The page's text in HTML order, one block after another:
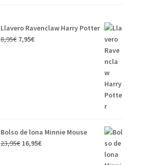
Llavero Ravenclaw Harry Potter
8,95€ 7,95€
Bolso de lona Minnie Mouse
23,95€ 16,95€